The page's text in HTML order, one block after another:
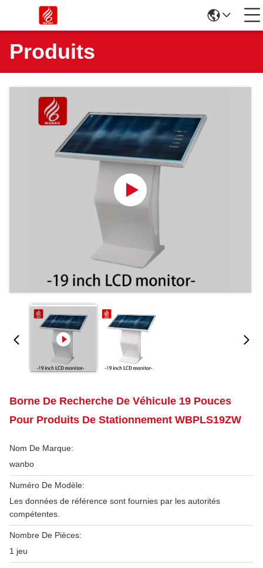
Produits
Borne De Recherche De Véhicule 19 Pouces
Pour Produits De Stationnement WBPLS19ZW
Nom De Marque:
wanbo
Numéro De Modèle:
Les données de référence sont fournies par les autorités
compétentes.
Nombre De Pièces:
1 jeu